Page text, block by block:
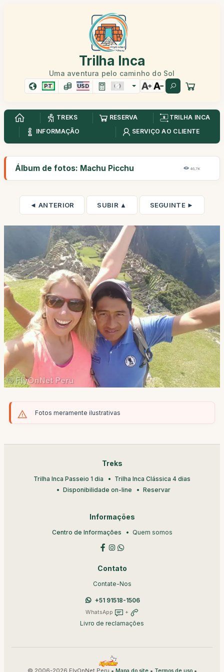
Trilha Inca
Uma aventura pelo caminho do Sol
PT USD
TREKS RESERVA
TRILHA INCA
INFORMAÇÃO
SERVIÇO AO CLIENTE
Álbum de fotos: Machu Picchu 46,7K
◄ ANTERIOR SUBIR ▲ SEGUINTE ►
Fotos meramente ilustrativas
Treks
Trilha Inca Passeio 1 dia
Trilha Inca Clássica 4 dias
Disponibilidade on-line
Reservar
Informações
Centro de Informações Quem somos
Contato
Contate-Nos
+51 91518-1506
WhatsApp +
Livro de reclamações
© 2006-2026 FlyOnNet Peru • • •